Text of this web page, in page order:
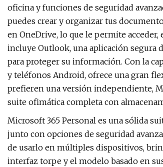
oficina y funciones de seguridad
puedes crear y organizar tus
en OneDrive, lo que le permite
incluye Outlook, una aplicación segura
para proteger su información. Con la
y teléfonos Android, ofrece una gran
prefieren una versión independiente,
suite ofimática completa con
Microsoft 365 Personal es una sólida
junto con opciones de seguridad
de usarlo en múltiples dispositivos,
interfaz torpe y el modelo basado en